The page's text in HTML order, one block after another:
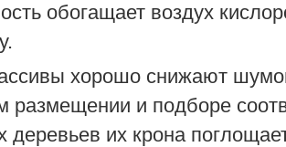
обогащает воздух
хорошо снижают
размещении и подборе
деревьев их крона